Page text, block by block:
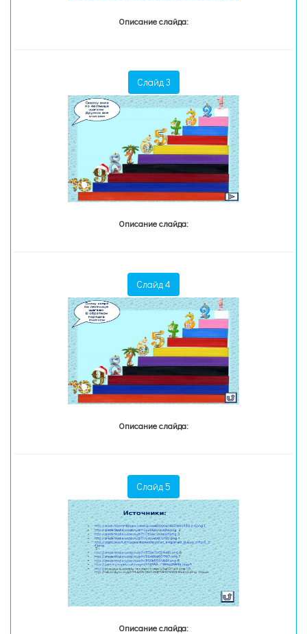
Описание слайда:
Слайд 3
Описание слайда:
Слайд 4
Описание слайда:
Слайд 5
Описание слайда: